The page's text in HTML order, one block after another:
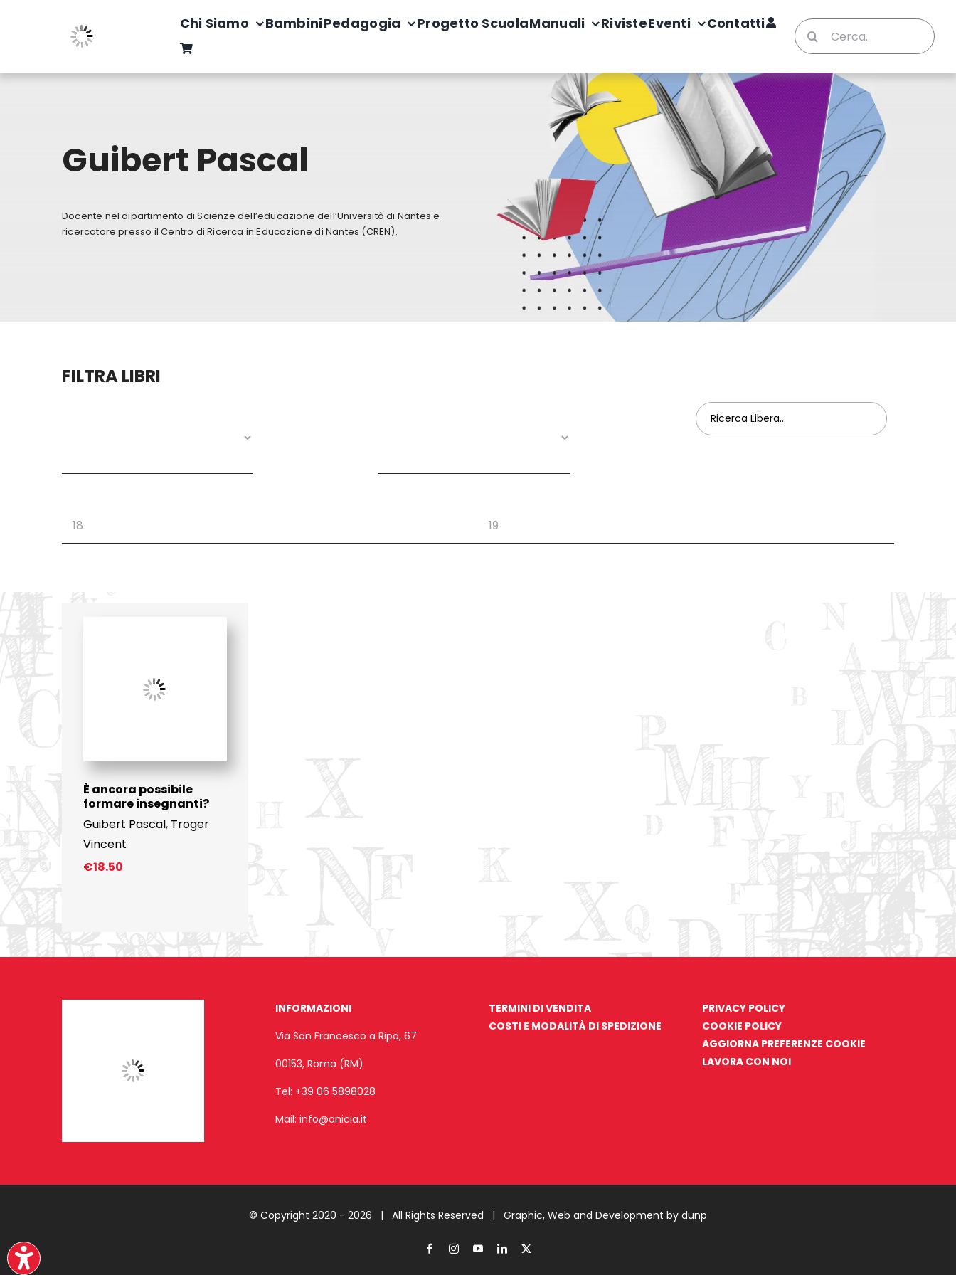
Chi Siamo BambiniPedagogia Progetto ScuolaManuali RivisteEventi Contatti
Cerca
per:
Guibert Pascal
Docente nel dipartimento di Scienze dell’educazione dell’Università di Nantes e
ricercatore presso il Centro di Ricerca in Educazione di Nantes (CREN).
FILTRA LIBRI
È ancora possibile
formare insegnanti?
Guibert Pascal, Troger
Vincent
€18.50
INFORMAZIONI
Via San Francesco a Ripa, 67
00153, Roma (RM)
Tel: +39 06 5898028
Mail: info@anicia.it
TERMINI DI VENDITA
COSTI E MODALITÀ DI SPEDIZIONE
PRIVACY POLICY
COOKIE POLICY
AGGIORNA PREFERENZE COOKIE
LAVORA CON NOI
© Copyright 2020 - 2026 | All Rights Reserved | Graphic, Web and Development by dunp
FacebookInstagramYouTubeLinkedIn